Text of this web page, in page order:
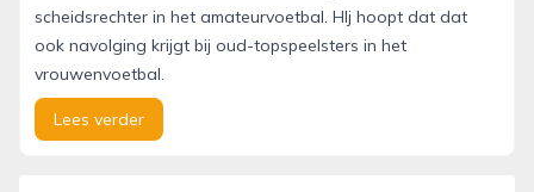
scheidsrechter in het amateurvoetbal. HIj hoopt dat dat
ook navolging krijgt bij oud-topspeelsters in het
vrouwenvoetbal.
Lees verder